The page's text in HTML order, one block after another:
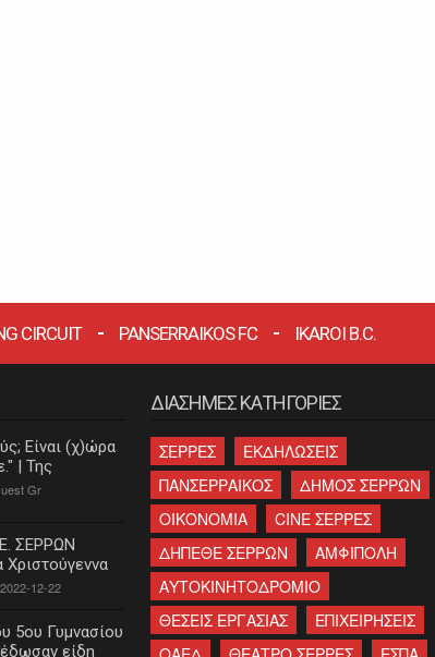
CIRCUIT PANSERRAIKOS FC IKAROI B.C.
Είναι (χ)ώρα
| Της
Gr
ΣΕΡΡΩΝ
Χριστούγεννα
2022-12-22
5ου Γυμνασίου
είδη
ΔΙΑΣΗΜΕΣ ΚΑΤΗΓΟΡΙΕΣ
ΣΕΡΡΕΣ
ΕΚΔΗΛΩΣΕΙΣ
ΠΑΝΣΕΡΡΑΙΚΟΣ
ΔΗΜΟΣ ΣΕΡΡΩΝ
ΟΙΚΟΝΟΜΙΑ
CINE ΣΕΡΡΕΣ
ΔΗΠΕΘΕ ΣΕΡΡΩΝ
ΑΜΦΙΠΟΛΗ
ΑΥΤΟΚΙΝΗΤΟΔΡΟΜΙΟ
ΘΕΣΕΙΣ ΕΡΓΑΣΙΑΣ
ΕΠΙΧΕΙΡΗΣΕΙΣ